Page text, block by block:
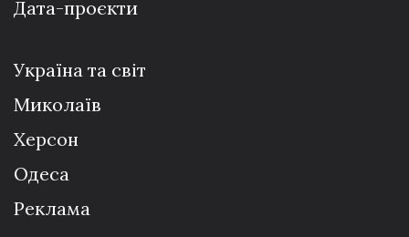
Дата-проєкти
Україна та світ
Миколаїв
Херсон
Одеса
Реклама